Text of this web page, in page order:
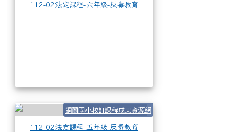
112-02法定課程-六年級-反毒教育
銅蘭國小校訂課程成果資源網112-02法定課程-五
112-02法定課程-五年級-反毒教育